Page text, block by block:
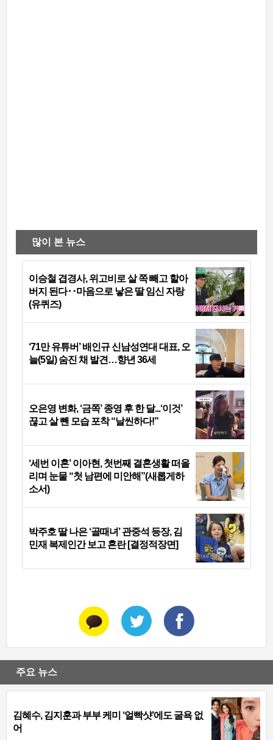
많이 본 뉴스
이승철 겹경사, 위고비로 살 쪽 빼고 할아
버지 된다‥마음으로 낳은 딸 임신 자랑
(유퀴즈)
‘71만 유튜버’ 배인규 신남성연대 대표, 오
늘(5일) 숨진 채 발견…향년 36세
오은영 변화, ‘금쪽’ 종영 후 한 달...‘이것’
끊고 살 뺀 모습 포착 “날씬하다!”
‘세번 이혼’ 이아현, 첫번째 결혼생활 떠올
리며 눈물 “첫 남편에 미안해”(새롭게하
소서)
박주호 딸 나은 ‘골때녀’ 관중석 등장, 김
민재 복제인간 보고 혼란 [결정적장면]
주요 뉴스
김혜수, 김지훈과 부부 케미 ‘얼빡샷’에도 굴욕 없
어